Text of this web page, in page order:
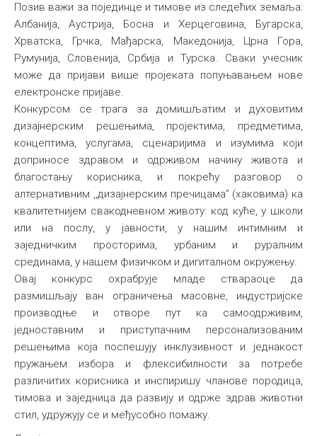
Позив важи за појединце и тимове из следећих земаља:
Албанија, Аустрија, Босна и Херцеговина, Бугарска,
Хрватска, Грчка, Мађарска, Македонија, Црна Гора,
Румунија, Словенија, Србија и Турска. Сваки учесник
може да пријави више пројеката попуњавањем нове
електронске пријаве.
Конкурсом се трага за домишљатим и духовитим
дизајнерским решењима, пројектима, предметима,
концептима, услугама, сценаријима и изумима који
доприносе здравом и одрживом начину живота и
благостању корисника, и покрећу разговор о
алтернативним ,,дизајнерским пречицама” (хаковима) ка
квалитетнијем свакодневном животу: код куће, у школи
или на послу, у јавности, у нашим интимним и
заједничким просторима, урбаним и руралним
срединама, у нашем физичком и дигиталном окружењу.
Овај конкурс охрабрује младе ствараоце да
размишљају ван ограничења масовне, индустријске
производње и отворе пут ка самоодрживим,
једноставним и приступачним персонализованим
решењима која поспешују инклузивност и једнакост
пружањем избора и флексибилности за потребе
различитих корисника и инспиришу чланове породица,
тимова и заједница да развију и одрже здрав животни
стил, удружују се и међусобно помажу.